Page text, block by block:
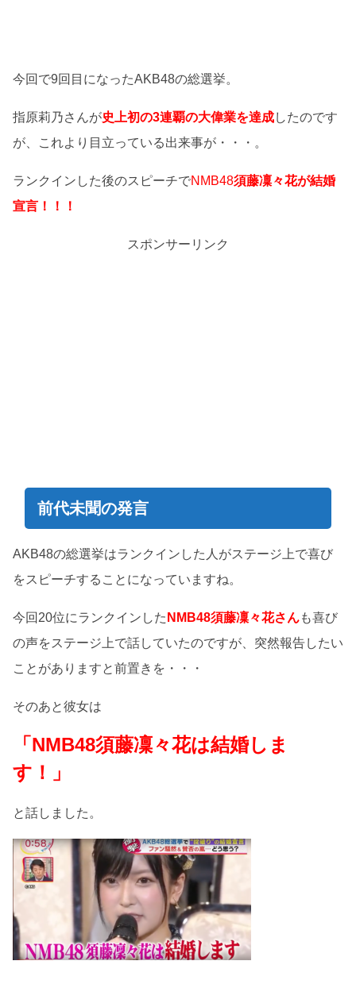
今回で9回目になったAKB48の総選挙。
指原莉乃さんが史上初の3連覇の大偉業を達成したのです
が、これより目立っている出来事が・・・。
ランクインした後のスピーチでNMB48須藤凜々花が結婚
宣言！！！
スポンサーリンク
前代未聞の発言
AKB48の総選挙はランクインした人がステージ上で喜び
をスピーチすることになっていますね。
今回20位にランクインした NMB48須藤凜々花さんも喜び
の声をステージ上で話していたのですが、突然報告したい
ことがありますと前置きを・・・
そのあと彼女は
「NMB48須藤凜々花は結婚しま
す！」
と話しました。